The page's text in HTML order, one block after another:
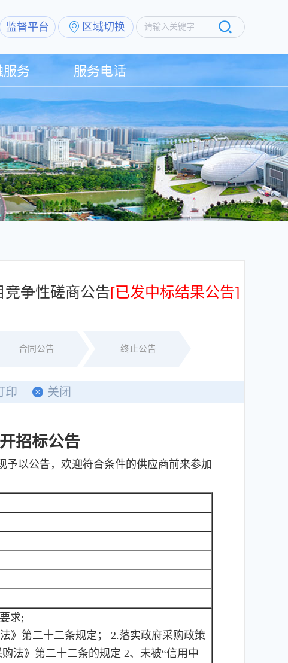
监督平台 区域切换 请输入关键字
服务 服务电话
争性磋商公告[已发中标结果公告]
合同公告 终止公告
印 关闭
招标公告
以公告，欢迎符合条件的供应商前来参加
求;
》第二十二条规定； 2.落实政府采购政策
法》第二十二条的规定 2、未被“信用中